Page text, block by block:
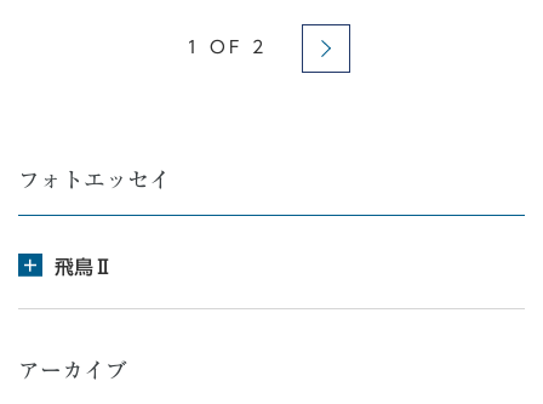
フォトエッセイ
飛鳥Ⅱ
アーカイブ
1 OF 2